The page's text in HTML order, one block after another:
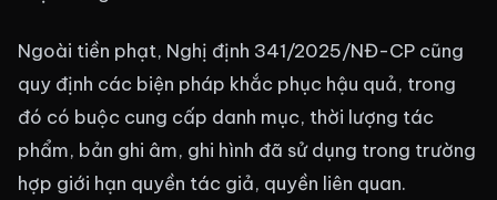
Ngoài tiền phạt, Nghị định 341/2025/NĐ-CP cũng
quy định các biện pháp khắc phục hậu quả, trong
đó có buộc cung cấp danh mục, thời lượng tác
phẩm, bản ghi âm, ghi hình đã sử dụng trong trường
hợp giới hạn quyền tác giả, quyền liên quan.